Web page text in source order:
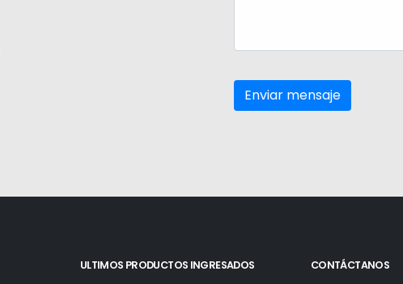
ULTIMOS PRODUCTOS INGRESADOS CONTÁCTANOS